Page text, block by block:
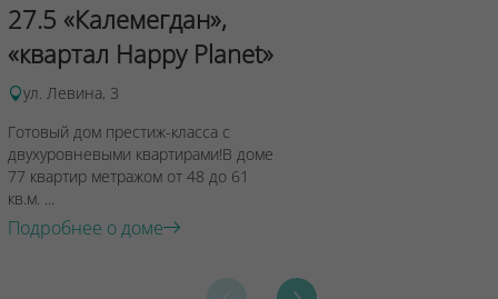
27.5 «Калемегдан»,
«квартал Happy Planet»
ул. Левина, 3
Готовый дом престиж-класса с
двухуровневыми квартирами!В доме
77 квартир метражом от 48 до 61
кв.м. ...
Подробнее о доме